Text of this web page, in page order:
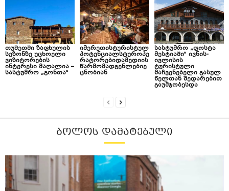
თუშეთში ზაფხულის
სეზონზე უცხოელი
ვიზიტორების
ინტერესი მაღალია –
სასტუმრო „გონთა“
იმერეთისტურისტულ
პოტენციალსტუროპე
რატორებიდამედიის
წარმომადგენლებიე
ცნობიან
სასტუმრო „ფოსტა
მესტიაში“ ივნის-
ივლისის
ტურისტული
მაჩვენებელი გასულ
წელთან შედარებით
გაუმჯობესდა
ᲑᲝᲚᲝᲡ ᲓᲐᲛᲐᲢᲔᲑᲣᲚᲘ